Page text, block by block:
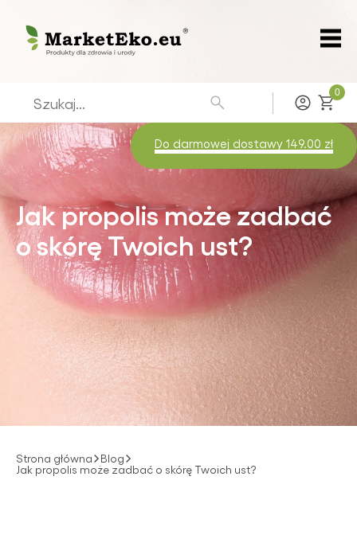
Zaloguj
0
Do darmowej dostawy 149.00 zł
Jak propolis może zadbać
o skórę Twoich ust?
Strona główna
Blog
Jak propolis może zadbać o skórę Twoich ust?